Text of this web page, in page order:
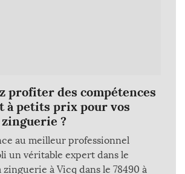
profiter des compétences
à petits prix pour vos
?
au meilleur professionnel
un véritable expert dans le
à Vicq dans le 78490 à